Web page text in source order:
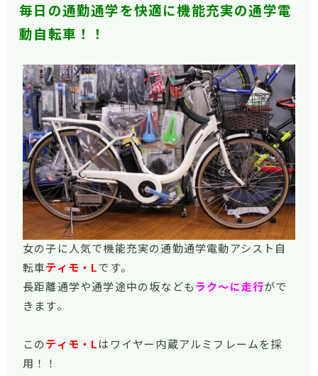
毎日の通勤通学を快適に機能充実の通学電
動自転車！！
女の子に人気で機能充実の通勤通学電動アシスト自
転車ティモ・Lです。
長距離通学や通学途中の坂なども ラク～に走行がで
きます。
この ティモ・L はワイヤー内蔵アルミフレームを採
用！！